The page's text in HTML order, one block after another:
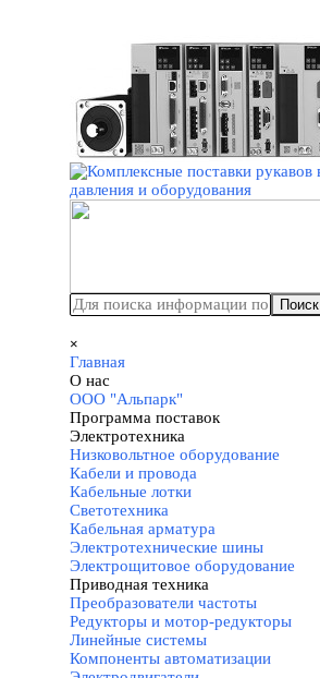
Поиск
×
Главная
О нас
ООО "Альпарк"
Программа поставок
Электротехника
Низковольтное оборудование
Кабели и провода
Кабельные лотки
Светотехника
Кабельная арматура
Электротехнические шины
Электрощитовое оборудование
Приводная техника
Преобразователи частоты
Редукторы и мотор-редукторы
Линейные системы
Компоненты автоматизации